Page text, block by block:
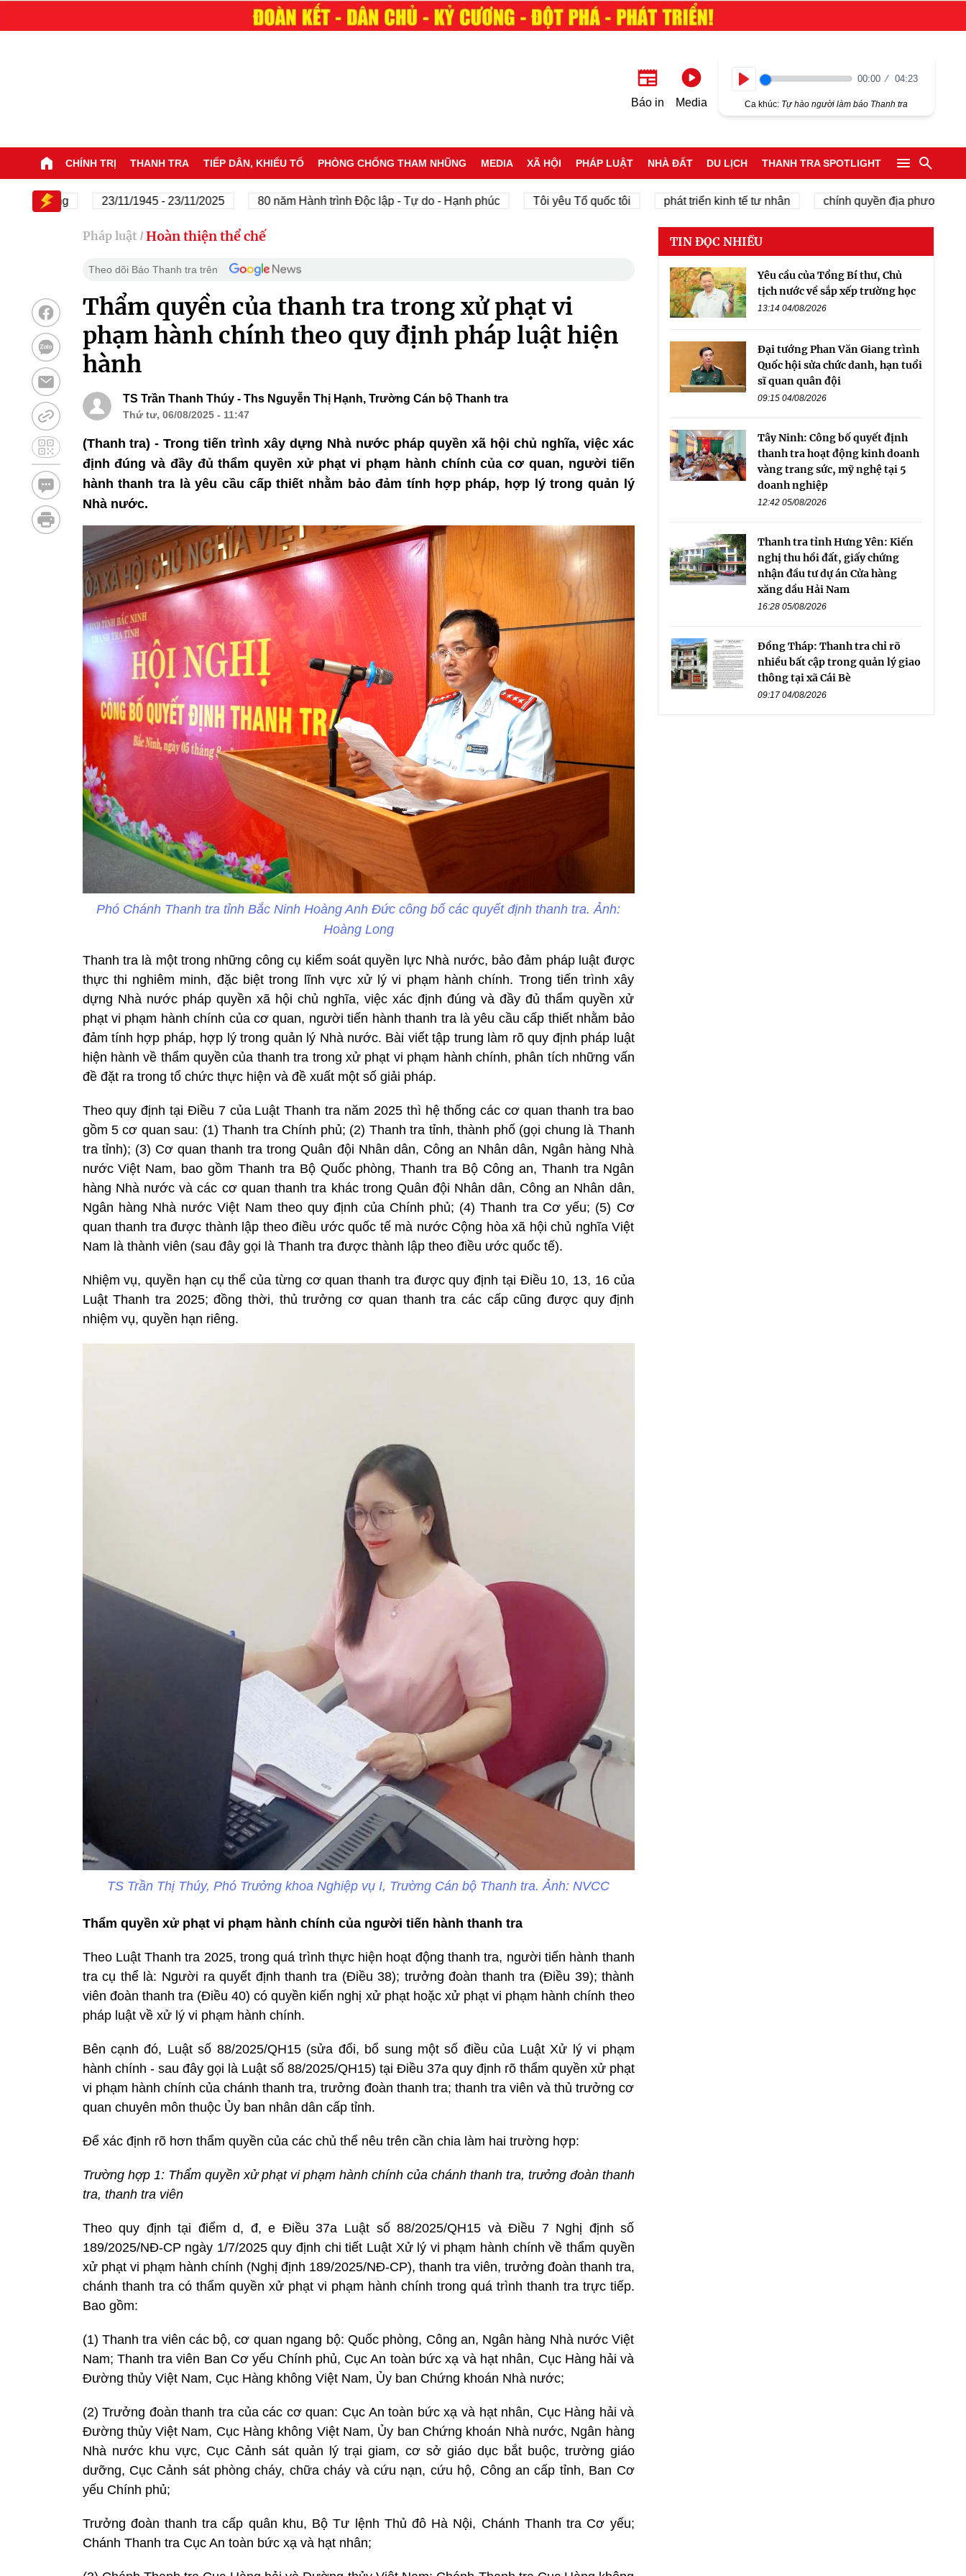
Báo in Media
00:00 04:23
Ca khúc: Tự hào người làm báo Thanh tra
CHÍNH TRỊ THANH TRA TIẾP DÂN, KHIẾU TỐ PHÒNG CHỐNG THAM NHŨNG MEDIA XÃ HỘI PHÁP LUẬT NHÀ ĐẤT DU LỊCH THANH TRA SPOTLIGHT
23/11/1945 - 23/11/2025 80 năm Hành trình Độc lập - Tự do - Hạnh phúc Tôi yêu Tổ quốc tôi phát triển kinh tế tư nhân chính quyền địa phương 2 cấp
Pháp luật / Hoàn thiện thể chế
Theo dõi Báo Thanh tra trên
Thẩm quyền của thanh tra trong xử phạt vi
phạm hành chính theo quy định pháp luật hiện
hành
TS Trần Thanh Thúy - Ths Nguyễn Thị Hạnh, Trường Cán bộ Thanh tra
Thứ tư, 06/08/2025 - 11:47
(Thanh tra) - Trong tiến trình xây dựng Nhà nước pháp quyền xã hội chủ nghĩa, việc xác
định đúng và đầy đủ thẩm quyền xử phạt vi phạm hành chính của cơ quan, người tiến
hành thanh tra là yêu cầu cấp thiết nhằm bảo đảm tính hợp pháp, hợp lý trong quản lý
Nhà nước.
Phó Chánh Thanh tra tỉnh Bắc Ninh Hoàng Anh Đức công bố các quyết định thanh tra. Ảnh:
Hoàng Long
Thanh tra là một trong những công cụ kiểm soát quyền lực Nhà nước, bảo đảm pháp luật được
thực thi nghiêm minh, đặc biệt trong lĩnh vực xử lý vi phạm hành chính. Trong tiến trình xây
dựng Nhà nước pháp quyền xã hội chủ nghĩa, việc xác định đúng và đầy đủ thẩm quyền xử
phạt vi phạm hành chính của cơ quan, người tiến hành thanh tra là yêu cầu cấp thiết nhằm bảo
đảm tính hợp pháp, hợp lý trong quản lý Nhà nước. Bài viết tập trung làm rõ quy định pháp luật
hiện hành về thẩm quyền của thanh tra trong xử phạt vi phạm hành chính, phân tích những vấn
đề đặt ra trong tổ chức thực hiện và đề xuất một số giải pháp.
Theo quy định tại Điều 7 của Luật Thanh tra năm 2025 thì hệ thống các cơ quan thanh tra bao
gồm 5 cơ quan sau: (1) Thanh tra Chính phủ; (2) Thanh tra tỉnh, thành phố (gọi chung là Thanh
tra tỉnh); (3) Cơ quan thanh tra trong Quân đội Nhân dân, Công an Nhân dân, Ngân hàng Nhà
nước Việt Nam, bao gồm Thanh tra Bộ Quốc phòng, Thanh tra Bộ Công an, Thanh tra Ngân
hàng Nhà nước và các cơ quan thanh tra khác trong Quân đội Nhân dân, Công an Nhân dân,
Ngân hàng Nhà nước Việt Nam theo quy định của Chính phủ; (4) Thanh tra Cơ yếu; (5) Cơ
quan thanh tra được thành lập theo điều ước quốc tế mà nước Cộng hòa xã hội chủ nghĩa Việt
Nam là thành viên (sau đây gọi là Thanh tra được thành lập theo điều ước quốc tế).
Nhiệm vụ, quyền hạn cụ thể của từng cơ quan thanh tra được quy định tại Điều 10, 13, 16 của
Luật Thanh tra 2025; đồng thời, thủ trưởng cơ quan thanh tra các cấp cũng được quy định
nhiệm vụ, quyền hạn riêng.
TS Trần Thị Thúy, Phó Trưởng khoa Nghiệp vụ I, Trường Cán bộ Thanh tra. Ảnh: NVCC
Thẩm quyền xử phạt vi phạm hành chính của người tiến hành thanh tra
Theo Luật Thanh tra 2025, trong quá trình thực hiện hoạt động thanh tra, người tiến hành thanh
tra cụ thể là: Người ra quyết định thanh tra (Điều 38); trưởng đoàn thanh tra (Điều 39); thành
viên đoàn thanh tra (Điều 40) có quyền kiến nghị xử phạt hoặc xử phạt vi phạm hành chính theo
pháp luật về xử lý vi phạm hành chính.
Bên cạnh đó, Luật số 88/2025/QH15 (sửa đổi, bổ sung một số điều của Luật Xử lý vi phạm
hành chính - sau đây gọi là Luật số 88/2025/QH15) tại Điều 37a quy định rõ thẩm quyền xử phạt
vi phạm hành chính của chánh thanh tra, trưởng đoàn thanh tra; thanh tra viên và thủ trưởng cơ
quan chuyên môn thuộc Ủy ban nhân dân cấp tỉnh.
Để xác định rõ hơn thẩm quyền của các chủ thể nêu trên cần chia làm hai trường hợp:
Trường hợp 1: Thẩm quyền xử phạt vi phạm hành chính của chánh thanh tra, trưởng đoàn thanh
tra, thanh tra viên
Theo quy định tại điểm d, đ, e Điều 37a Luật số 88/2025/QH15 và Điều 7 Nghị định số
189/2025/NĐ-CP ngày 1/7/2025 quy định chi tiết Luật Xử lý vi phạm hành chính về thẩm quyền
xử phạt vi phạm hành chính (Nghị định 189/2025/NĐ-CP), thanh tra viên, trưởng đoàn thanh tra,
chánh thanh tra có thẩm quyền xử phạt vi phạm hành chính trong quá trình thanh tra trực tiếp.
Bao gồm:
(1) Thanh tra viên các bộ, cơ quan ngang bộ: Quốc phòng, Công an, Ngân hàng Nhà nước Việt
Nam; Thanh tra viên Ban Cơ yếu Chính phủ, Cục An toàn bức xạ và hạt nhân, Cục Hàng hải và
Đường thủy Việt Nam, Cục Hàng không Việt Nam, Ủy ban Chứng khoán Nhà nước;
(2) Trưởng đoàn thanh tra của các cơ quan: Cục An toàn bức xạ và hạt nhân, Cục Hàng hải và
Đường thủy Việt Nam, Cục Hàng không Việt Nam, Ủy ban Chứng khoán Nhà nước, Ngân hàng
Nhà nước khu vực, Cục Cảnh sát quản lý trại giam, cơ sở giáo dục bắt buộc, trường giáo
dưỡng, Cục Cảnh sát phòng cháy, chữa cháy và cứu nạn, cứu hộ, Công an cấp tỉnh, Ban Cơ
yếu Chính phủ;
Trưởng đoàn thanh tra cấp quân khu, Bộ Tư lệnh Thủ đô Hà Nội, Chánh Thanh tra Cơ yếu;
Chánh Thanh tra Cục An toàn bức xạ và hạt nhân;
TIN ĐỌC NHIỀU
Yêu cầu của Tổng Bí thư, Chủ
tịch nước về sắp xếp trường học
13:14 04/08/2026
Đại tướng Phan Văn Giang trình
Quốc hội sửa chức danh, hạn tuổi
sĩ quan quân đội
09:15 04/08/2026
Tây Ninh: Công bố quyết định
thanh tra hoạt động kinh doanh
vàng trang sức, mỹ nghệ tại 5
doanh nghiệp
12:42 05/08/2026
Thanh tra tỉnh Hưng Yên: Kiến
nghị thu hồi đất, giấy chứng
nhận đầu tư dự án Cửa hàng
xăng dầu Hải Nam
16:28 05/08/2026
Đồng Tháp: Thanh tra chỉ rõ
nhiều bất cập trong quản lý giao
thông tại xã Cái Bè
09:17 04/08/2026